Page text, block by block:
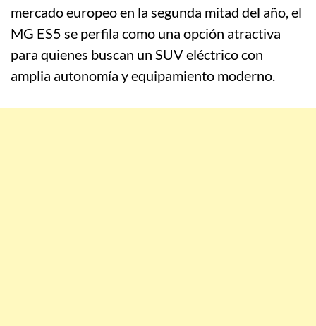
mercado europeo en la segunda mitad del año, el
MG ES5 se perfila como una opción atractiva
para quienes buscan un SUV eléctrico con
amplia autonomía y equipamiento moderno.